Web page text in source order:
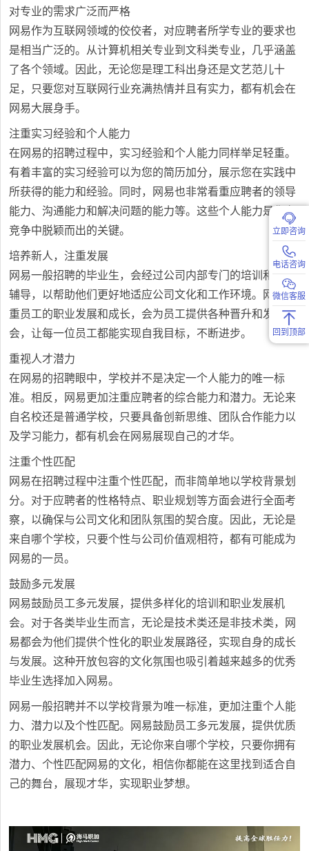
对专业的需求广泛而严格
网易作为互联网领域的佼佼者，对应聘者所学专业的要求也
是相当广泛的。从计算机相关专业到文科类专业，几乎涵盖
了各个领域。因此，无论您是理工科出身还是文艺范儿十
足，只要您对互联网行业充满热情并且有实力，都有机会在
网易大展身手。
注重实习经验和个人能力
在网易的招聘过程中，实习经验和个人能力同样举足轻重。
有着丰富的实习经验可以为您的简历加分，展示您在实践中
所获得的能力和经验。同时，网易也非常看重应聘者的领导
能力、沟通能力和解决问题的能力等。这些个人能力是您在
竞争中脱颖而出的关键。
培养新人，注重发展
网易一般招聘的毕业生，会经过公司内部专门的培训和导师
辅导，以帮助他们更好地适应公司文化和工作环境。网易注
重员工的职业发展和成长，会为员工提供各种晋升和发展机
会，让每一位员工都能实现自我目标，不断进步。
重视人才潜力
在网易的招聘眼中，学校并不是决定一个人能力的唯一标
准。相反，网易更加注重应聘者的综合能力和潜力。无论来
自名校还是普通学校，只要具备创新思维、团队合作能力以
及学习能力，都有机会在网易展现自己的才华。
注重个性匹配
网易在招聘过程中注重个性匹配，而非简单地以学校背景划
分。对于应聘者的性格特点、职业规划等方面会进行全面考
察，以确保与公司文化和团队氛围的契合度。因此，无论是
来自哪个学校，只要个性与公司价值观相符，都有可能成为
网易的一员。
鼓励多元发展
网易鼓励员工多元发展，提供多样化的培训和职业发展机
会。对于各类毕业生而言，无论是技术类还是非技术类，网
易都会为他们提供个性化的职业发展路径，实现自身的成长
与发展。这种开放包容的文化氛围也吸引着越来越多的优秀
毕业生选择加入网易。
网易一般招聘并不以学校背景为唯一标准，更加注重个人能
力、潜力以及个性匹配。网易鼓励员工多元发展，提供优质
的职业发展机会。因此，无论你来自哪个学校，只要你拥有
潜力、个性匹配网易的文化，相信你都能在这里找到适合自
己的舞台，展现才华，实现职业梦想。
立即咨询
电话咨询
微信客服
回到顶部